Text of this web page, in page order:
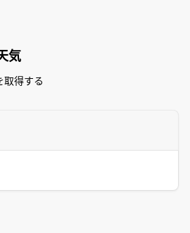
気
取得する